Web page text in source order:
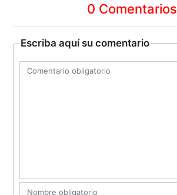
0 Comentarios
Escriba aquí su comentario